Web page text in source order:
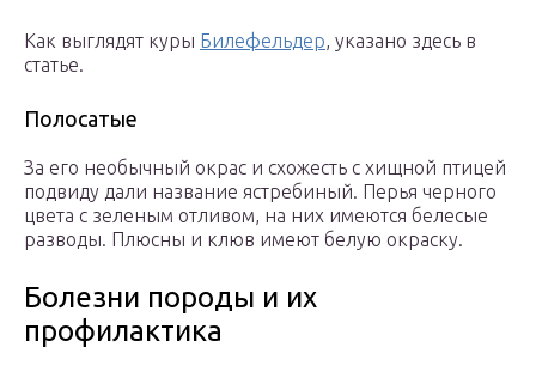
Как выглядят куры Билефельдер, указано здесь в
статье.
Полосатые
За его необычный окрас и схожесть с хищной птицей
подвиду дали название ястребиный. Перья черного
цвета с зеленым отливом, на них имеются белесые
разводы. Плюсны и клюв имеют белую окраску.
Болезни породы и их
профилактика